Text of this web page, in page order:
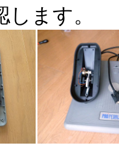
ます。